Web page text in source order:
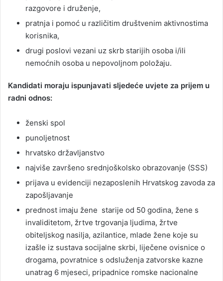
razgovore i druženje,
pratnja i pomoć u različitim društvenim aktivnostima
korisnika,
drugi poslovi vezani uz skrb starijih osoba i/ili
nemoćnih osoba u nepovoljnom položaju.
Kandidati moraju ispunjavati sljedeće uvjete za prijem u
radni odnos:
ženski spol
punoljetnost
hrvatsko državljanstvo
najviše završeno srednjoškolsko obrazovanje (SSS)
prijava u evidenciji nezaposlenih Hrvatskog zavoda za
zapošljavanje
prednost imaju žene starije od 50 godina, žene s
invaliditetom, žrtve trgovanja ljudima, žrtve
obiteljskog nasilja, azilantice, mlade žene koje su
izašle iz sustava socijalne skrbi, liječene ovisnice o
drogama, povratnice s odsluženja zatvorske kazne
unatrag 6 mjeseci, pripadnice romske nacionalne